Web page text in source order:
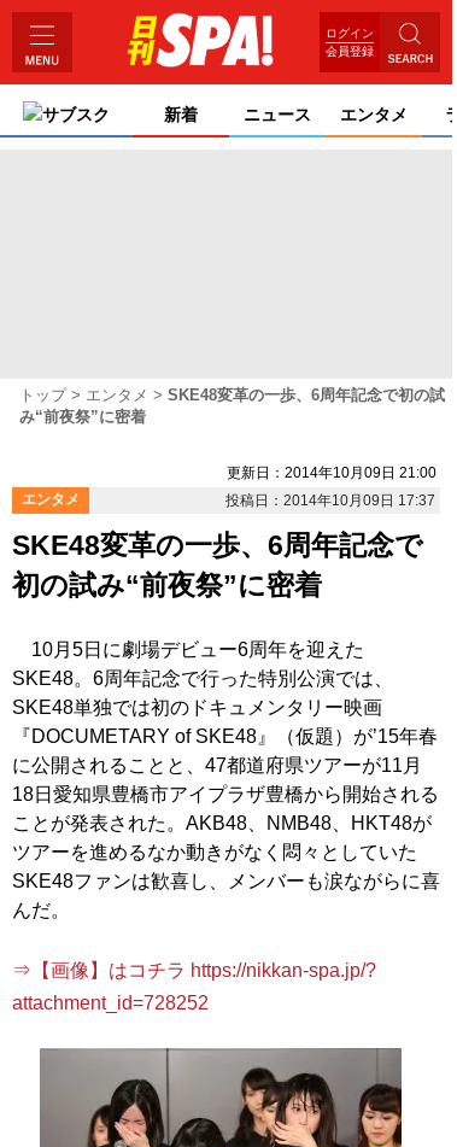
ログイン
会員登録
サブスク 新着 ニュース エンタメ
トップ エンタメ
SKE48変革の一歩、6周年記念で初の試
み“前夜祭”に密着
更新日：2014年10月09日 21:00
エンタメ
投稿日：2014年10月09日 17:37
SKE48変革の一歩、6周年記念で
初の試み“前夜祭”に密着
10月5日に劇場デビュー6周年を迎えた
SKE48。6周年記念で行った特別公演では、
SKE48単独では初のドキュメンタリー映画
『DOCUMETARY of SKE48』（仮題）が’15年春
に公開されることと、47都道府県ツアーが11月
18日愛知県豊橋市アイプラザ豊橋から開始される
ことが発表された。AKB48、NMB48、HKT48が
ツアーを進めるなか動きがなく悶々としていた
SKE48ファンは歓喜し、メンバーも涙ながらに喜
んだ。
⇒【画像】はコチラ https://nikkan-spa.jp/?
attachment_id=728252